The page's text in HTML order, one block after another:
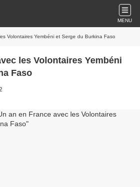
MENU
Volontaires Yembéni et Serge du Burkina Faso
les Volontaires Yembéni
Faso